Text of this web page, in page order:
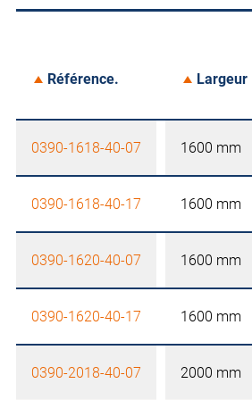
Référence. Largeur
0390-1618-40-07 1600 mm
0390-1618-40-17 1600 mm
0390-1620-40-07 1600 mm
0390-1620-40-17 1600 mm
0390-2018-40-07 2000 mm